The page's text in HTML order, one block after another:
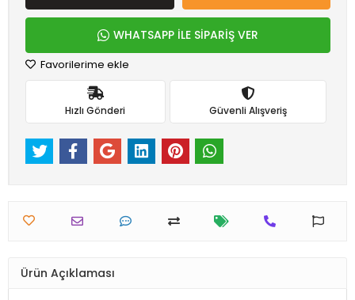
WHATSAPP İLE SİPARİŞ VER
Favorilerime ekle
Hızlı Gönderi Güvenli Alışveriş
Ürün Açıklaması